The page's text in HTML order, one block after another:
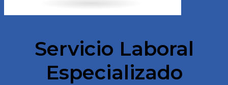
Servicio Laboral
Especializado